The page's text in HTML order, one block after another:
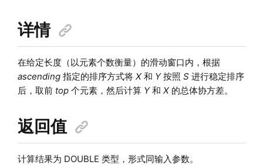
详情
在给定长度（以元素个数衡量）的滑动窗口内，根据
ascending指定的排序方式将 X和 Y按照 S进行稳定排序
后，取前 top个元素，然后计算 Y和 X的总体协方差。
返回值
计算结果为 DOUBLE 类型，形式同输入参数。